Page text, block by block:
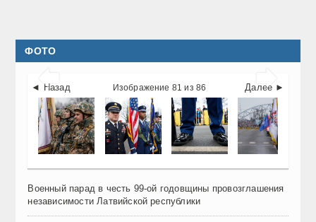
ФОТО
 
◄ Назад Далее ►
Изображение 81 из 86
Военный парад в честь 99-ой годовщины провозглашения
независимости Латвийской республики